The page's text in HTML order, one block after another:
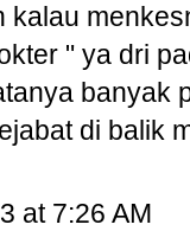
kalau
" ya dri
banyak
di balik
at 7:26 AM